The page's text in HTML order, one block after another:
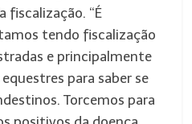
fiscalização. “É
tendo fiscalização
e principalmente
para saber se
Torcemos para